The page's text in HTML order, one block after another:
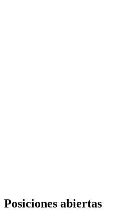
Posiciones abiertas